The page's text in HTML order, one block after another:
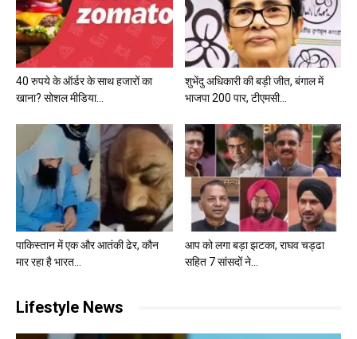
40 रुपये के ऑर्डर के साथ हजारों का
खाना? सोशल मीडिया...
शुभेंदु अधिकारी की बड़ी जीत, बंगाल में
भाजपा 200 पार, टीएमसी...
पाकिस्तान में एक और आतंकी ढेर, कौन
मार रहा है भारत...
आप को लगा बड़ा झटका, राघव चड्ढा
सहित 7 सांसदों ने...
Lifestyle News